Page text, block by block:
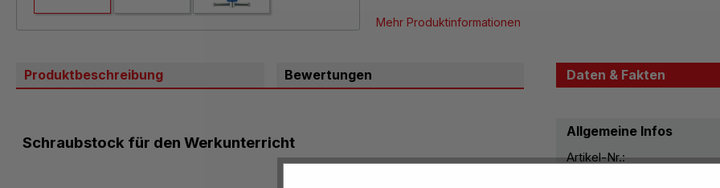
Mehr Produktinformationen
Produktbeschreibung Bewertungen
Schraubstock für den Werkunterricht
Daten & Fakten
Allgemeine Infos
Artikel-Nr.: